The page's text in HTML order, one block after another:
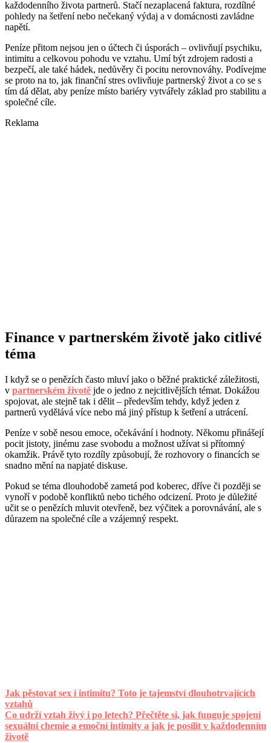
každodenního života partnerů. Stačí nezaplacená faktura, rozdílné
pohledy na šetření nebo nečekaný výdaj a v domácnosti zavládne
napětí.
Peníze přitom nejsou jen o účtech či úsporách – ovlivňují psychiku,
intimitu a celkovou pohodu ve vztahu. Umí být zdrojem radosti a
bezpečí, ale také hádek, nedůvěry či pocitu nerovnováhy. Podívejme
se proto na to, jak finanční stres ovlivňuje partnerský život a co se s
tím dá dělat, aby peníze místo bariéry vytvářely základ pro stabilitu a
společné cíle.
Reklama
Finance v partnerském životě jako citlivé
téma
I když se o penězích často mluví jako o běžné praktické záležitosti,
v partnerském životě jde o jedno z nejcitlivějších témat. Dokážou
spojovat, ale stejně tak i dělit – především tehdy, když jeden z
partnerů vydělává více nebo má jiný přístup k šetření a utrácení.
Peníze v sobě nesou emoce, očekávání i hodnoty. Někomu přinášejí
pocit jistoty, jinému zase svobodu a možnost užívat si přítomný
okamžik. Právě tyto rozdíly způsobují, že rozhovory o financích se
snadno mění na napjaté diskuse.
Pokud se téma dlouhodobě zametá pod koberec, dříve či později se
vynoří v podobě konfliktů nebo tichého odcizení. Proto je důležité
učit se o penězích mluvit otevřeně, bez výčitek a porovnávání, ale s
důrazem na společné cíle a vzájemný respekt.
Jak pěstovat sex i intimitu? Toto je tajemství dlouhotrvajících
vztahů
Co udrží vztah živý i po letech? Přečtěte si, jak funguje spojení
sexuální chemie a emoční intimity a jak je posílit v každodenním
životě